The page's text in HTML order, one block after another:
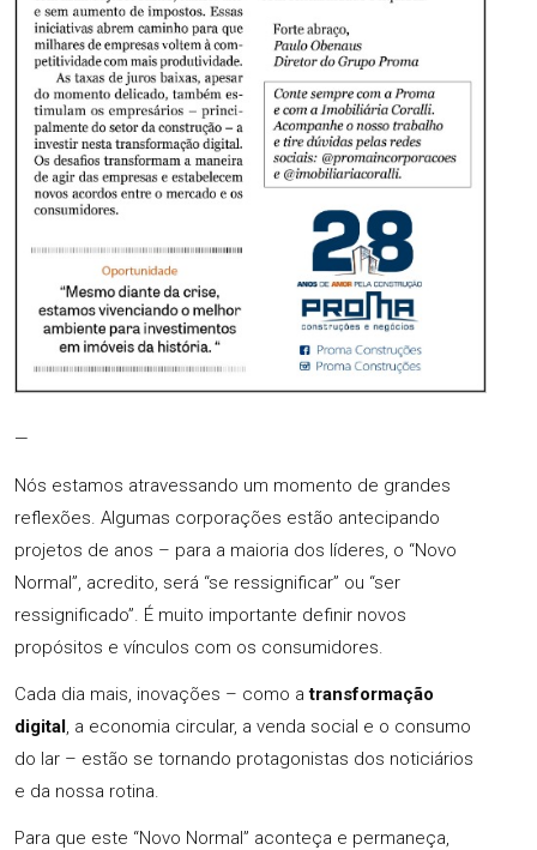
—
Nós estamos atravessando um momento de grandes
reflexões. Algumas corporações estão antecipando
projetos de anos – para a maioria dos líderes, o “Novo
Normal”, acredito, será “se ressignificar” ou “ser
ressignificado”. É muito importante definir novos
propósitos e vínculos com os consumidores.
Cada dia mais, inovações – como atransformação
digital, a economia circular, a venda social e o consumo
do lar – estão se tornando protagonistas dos noticiários
e da nossa rotina.
Para que este “Novo Normal” aconteça e permaneça,